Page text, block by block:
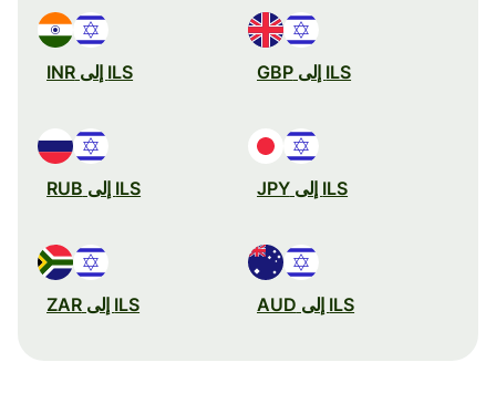
ILS إلى GBP ILS إلى INR
ILS إلى JPY ILS إلى RUB
ILS إلى AUD ILS إلى ZAR